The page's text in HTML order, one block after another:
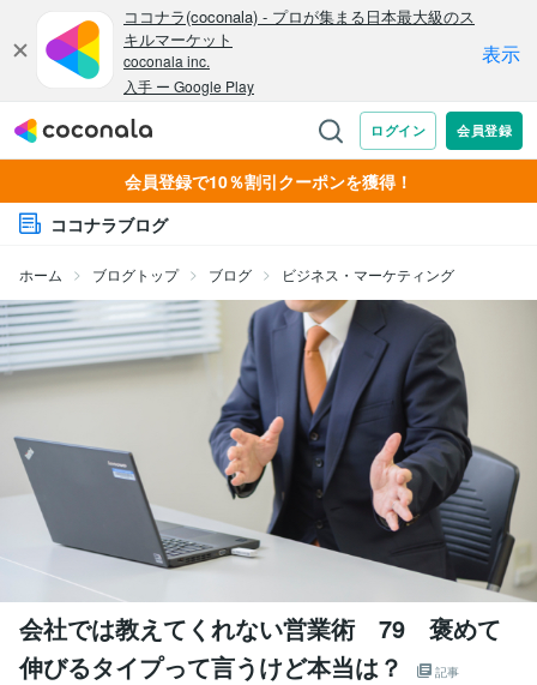
会員登録で10％割引クーポンを獲得！
ココナラブログ
ホーム ブログトップ ブログ ビジネス・マーケティング
会社では教えてくれない営業術 79 褒めて
伸びるタイプって言うけど本当は？
記事